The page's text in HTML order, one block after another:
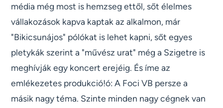
média még most is hemzseg ettől, sőt élelmes
vállakozások kapva kaptak az alkalmon, már
"Bikicsunájos" pólókat is lehet kapni, sőt egyes
pletykák szerint a "művész urat" még a Szigetre is
meghívják egy koncert erejéig. És íme az
emlékezetes produkció!ó: A Foci VB persze a
másik nagy téma. Szinte minden nagy cégnek van